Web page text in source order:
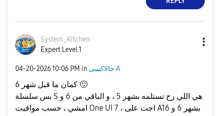
System_Kitchen
Expert Level 1
‎04-20-202610:06 PM in جالاكسى A
🙂
بس سلسلة S هي اللي رح تستلمه بشهر 5 ، و الباقي من 6 و
امشي ، حسب مواقيت One UI 7 ، اجت على A16 بشهر 6 و